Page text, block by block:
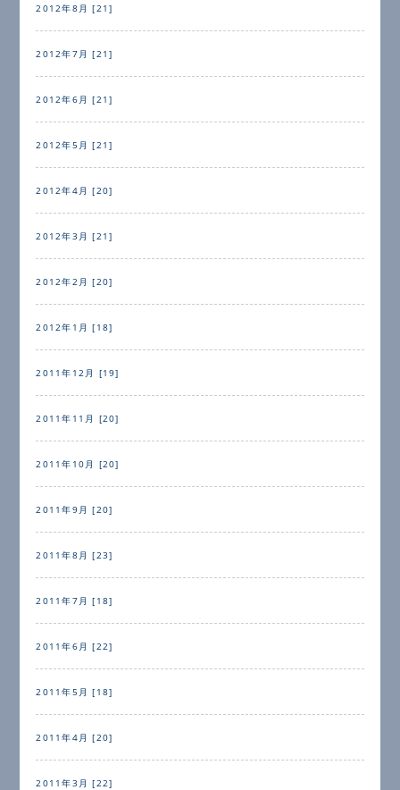
2012年8月 [21]
2012年7月 [21]
2012年6月 [21]
2012年5月 [21]
2012年4月 [20]
2012年3月 [21]
2012年2月 [20]
2012年1月 [18]
2011年12月 [19]
2011年11月 [20]
2011年10月 [20]
2011年9月 [20]
2011年8月 [23]
2011年7月 [18]
2011年6月 [22]
2011年5月 [18]
2011年4月 [20]
2011年3月 [22]